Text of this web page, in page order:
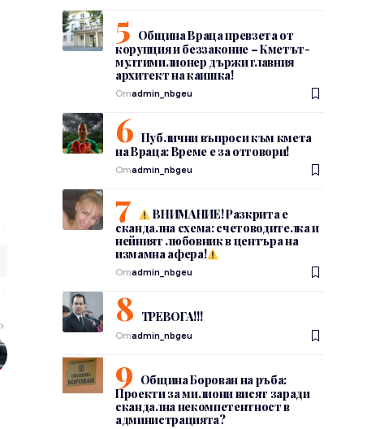
Община Враца превзета от
корупция и беззаконие – Кметът-
мултимилионер държи главния
архитект на каишка!
Отadmin_nbgeu
Публични въпроси към кмета
на Враца: Време е за отговори!
Отadmin_nbgeu
ВНИМАНИЕ! Разкрита е
скандална схема: счетоводителка и
нейният любовник в центъра на
измамна афера!
Отadmin_nbgeu
ТРЕВОГА!!!
Отadmin_nbgeu
Община Борован на ръба:
Проекти за милиони висят заради
скандална некомпетентност в
администрацията?